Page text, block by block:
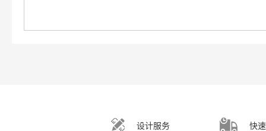
设计服务 快